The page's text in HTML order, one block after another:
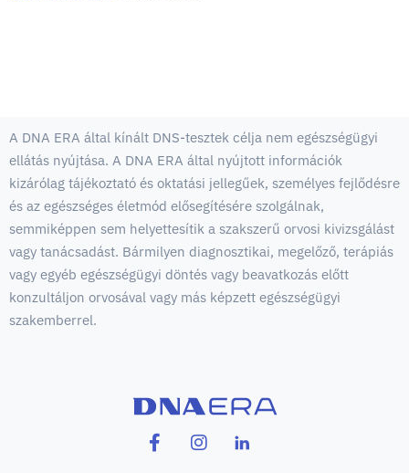
A DNA ERA által kínált DNS-tesztek célja nem egészségügyi
ellátás nyújtása. A DNA ERA által nyújtott információk
kizárólag tájékoztató és oktatási jellegűek, személyes fejlődésre
és az egészséges életmód elősegítésére szolgálnak,
semmiképpen sem helyettesítik a szakszerű orvosi kivizsgálást
vagy tanácsadást. Bármilyen diagnosztikai, megelőző, terápiás
vagy egyéb egészségügyi döntés vagy beavatkozás előtt
konzultáljon orvosával vagy más képzett egészségügyi
szakemberrel.